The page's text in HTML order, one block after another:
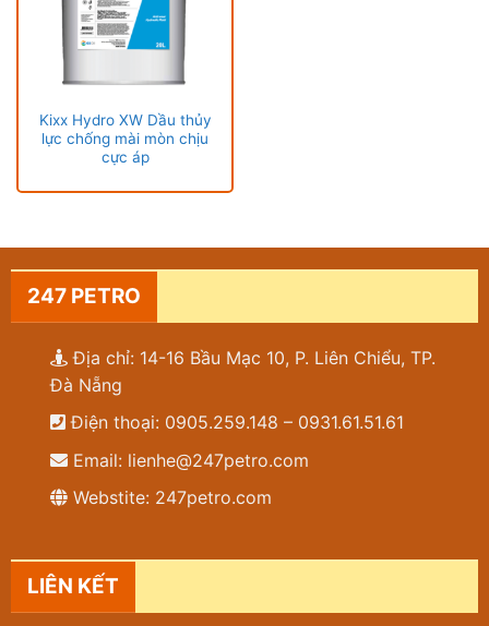
Kixx Hydro XW Dầu thủy
lực chống mài mòn chịu
cực áp
247 PETRO
Địa chỉ: 14-16 Bầu Mạc 10, P. Liên Chiểu, TP.
Đà Nẵng
Điện thoại: 0905.259.148 – 0931.61.51.61
Email: lienhe@247petro.com
Webstite: 247petro.com
LIÊN KẾT